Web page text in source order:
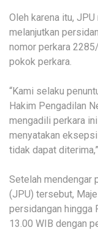
Oleh karena itu,
melanjutkan
nomor perkara
pokok perkara.
“Kami selaku
Hakim Pengadilan
mengadili perkara
menyatakan
tidak dapat
Setelah mendengar
(JPU) tersebut,
persidangan hingga
13.00 WIB dengan